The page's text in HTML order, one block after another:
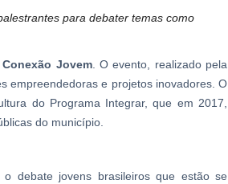
para debater temas como
Conexão Jovem. O evento, realizado pela
empreendedoras e projetos inovadores. O
do Programa Integrar, que em 2017,
do município.
debate jovens brasileiros que estão se